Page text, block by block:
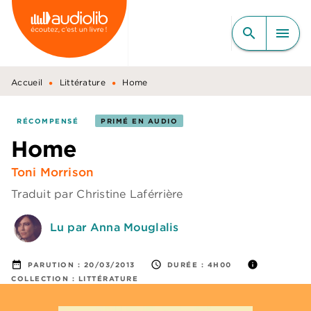
MENU RECHERCHE
CONTENU
PIED DE PAGE
search menu
Accueil • Littérature • Home
RÉCOMPENSÉ PRIMÉ EN AUDIO
Home
Toni Morrison
Traduit par Christine Laférrière
Lu par Anna Mouglalis
date_range PARUTION : 20/03/2013 access_time DURÉE : 4H00 info
COLLECTION : LITTÉRATURE